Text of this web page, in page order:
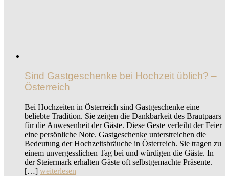
Sind Gastgeschenke bei Hochzeit üblich? –
Österreich
Bei Hochzeiten in Österreich sind Gastgeschenke eine
beliebte Tradition. Sie zeigen die Dankbarkeit des Brautpaars
für die Anwesenheit der Gäste. Diese Geste verleiht der Feier
eine persönliche Note. Gastgeschenke unterstreichen die
Bedeutung der Hochzeitsbräuche in Österreich. Sie tragen zu
einem unvergesslichen Tag bei und würdigen die Gäste. In
der Steiermark erhalten Gäste oft selbstgemachte Präsente.
[…] weiterlesen